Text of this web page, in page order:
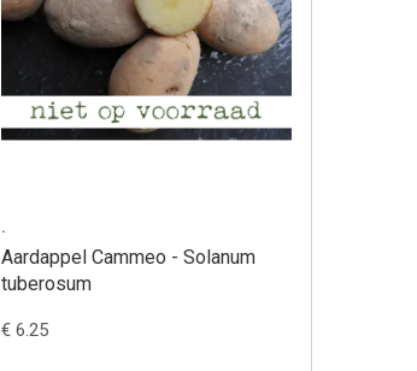
.
Aardappel Cammeo - Solanum
tuberosum
€ 6.25